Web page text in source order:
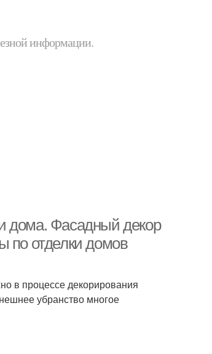
информации.
дома. Фасадный декор
по отделки домов
в процессе декорирования
убранство многое